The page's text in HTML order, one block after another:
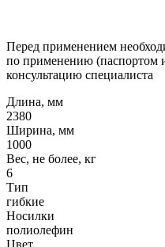
Перед применением
по применению (паспортом
консультацию специалиста
Длина, мм
2380
Ширина, мм
1000
Вес, не более, кг
6
Тип
гибкие
Носилки
полиолефин
Цвет